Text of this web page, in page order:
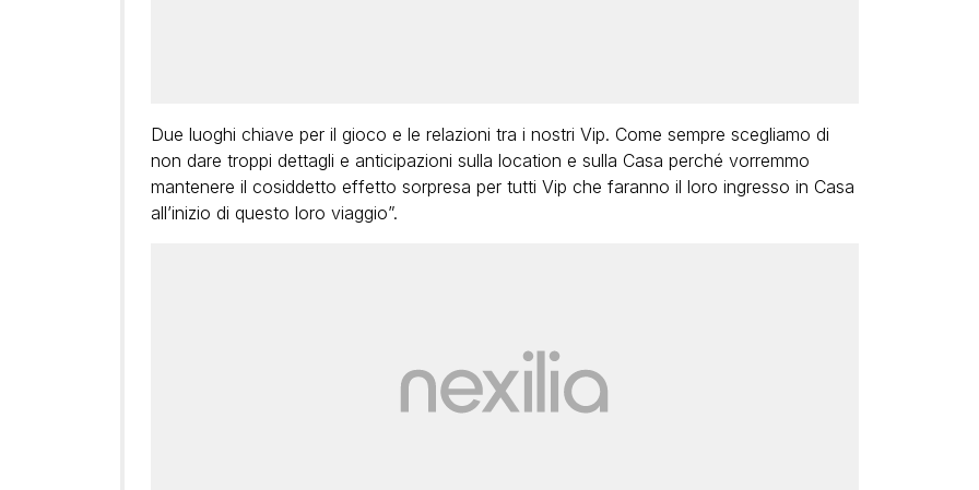
Due luoghi chiave per il gioco e le relazioni tra i nostri Vip. Come sempre scegliamo di
non dare troppi dettagli e anticipazioni sulla location e sulla Casa perché vorremmo
mantenere il cosiddetto effetto sorpresa per tutti Vip che faranno il loro ingresso in Casa
all’inizio di questo loro viaggio”.